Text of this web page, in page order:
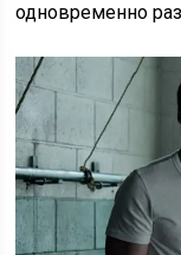
одновременно